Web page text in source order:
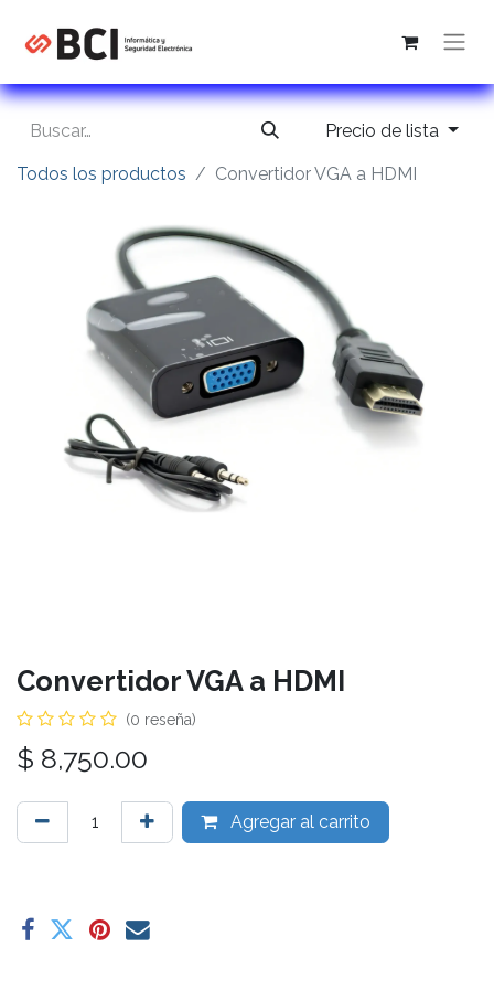
Precio de lista
Todos los productos Convertidor VGA a HDMI
Convertidor VGA a HDMI
(0 reseña)
$ 8,750.00
Agregar al carrito